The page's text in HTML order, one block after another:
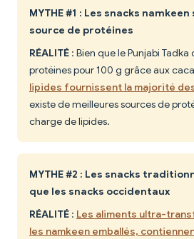
MYTHE #1 : Les snacks
source de protéines
RÉALITÉ : Bien que le Punjabi
protéines pour 100 g grâce aux
lipides fournissent la majorité
existe de meilleures sources de
charge de lipides.
MYTHE #2 : Les snacks
que les snacks occidentaux
RÉALITÉ : Les aliments ultra-
les namkeen emballés,